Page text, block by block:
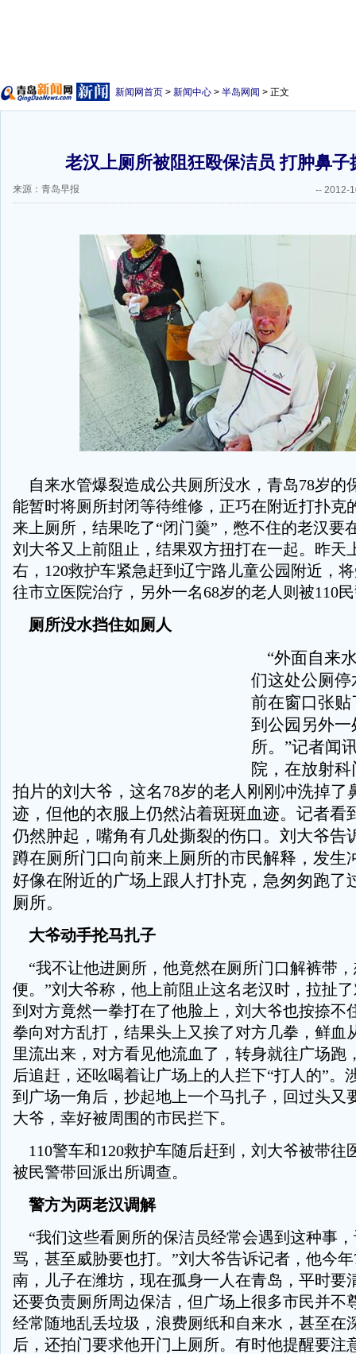
新闻网首页 > 新闻中心 > 半岛网闻 > 正文
老汉上厕所被阻狂殴保洁员 打肿鼻子
来源：青岛早报 -- 2012-
自来水管爆裂造成公共厕所没水，青岛78岁的
能暂时将厕所封闭等待维修，正巧在附近打扑克
来上厕所，结果吃了“闭门羹”，憋不住的老汉要
刘大爷又上前阻止，结果双方扭打在一起。昨天
右，120救护车紧急赶到辽宁路儿童公园附近，
往市立医院治疗，另外一名68岁的老人则被110
厕所没水挡住如厕人
“外面自来
们这处公厕
前在窗口张
到公园另外
所。”记者闻
院，在放射
拍片的刘大爷，这名78岁的老人刚刚冲洗掉了
迹，但他的衣服上仍然沾着斑斑血迹。记者看
仍然肿起，嘴角有几处撕裂的伤口。刘大爷告
蹲在厕所门口向前来上厕所的市民解释，发生
好像在附近的广场上跟人打扑克，急匆匆跑了
厕所。
大爷动手抡马扎子
“我不让他进厕所，他竟然在厕所门口解裤带
便。”刘大爷称，他上前阻止这名老汉时，拉扯
到对方竟然一拳打在了他脸上，刘大爷也按捺不
拳向对方乱打，结果头上又挨了对方几拳，鲜血
里流出来，对方看见他流血了，转身就往广场跑
后追赶，还吆喝着让广场上的人拦下“打人的”。
到广场一角后，抄起地上一个马扎子，回过头又
大爷，幸好被周围的市民拦下。
110警车和120救护车随后赶到，刘大爷被带往
被民警带回派出所调查。
警方为两老汉调解
“我们这些看厕所的保洁员经常会遇到这种事
骂，甚至威胁要也打。”刘大爷告诉记者，他今
南，儿子在潍坊，现在孤身一人在青岛，平时要
还要负责厕所周边保洁，但广场上很多市民并不
经常随地乱丢垃圾，浪费厕纸和自来水，甚至在
后，还拍门要求他开门上厕所。有时他提醒要注